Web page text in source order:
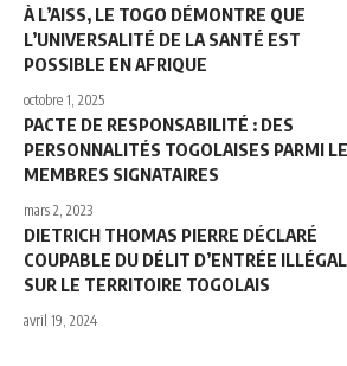
À L’AISS, LE TOGO DÉMONTRE QUE
L’UNIVERSALITÉ DE LA SANTÉ EST
POSSIBLE EN AFRIQUE
octobre 1, 2025
PACTE DE RESPONSABILITÉ : DES
PERSONNALITÉS TOGOLAISES PARMI
MEMBRES SIGNATAIRES
mars 2, 2023
DIETRICH THOMAS PIERRE DÉCLARÉ
COUPABLE DU DÉLIT D’ENTRÉE
SUR LE TERRITOIRE TOGOLAIS
avril 19, 2024